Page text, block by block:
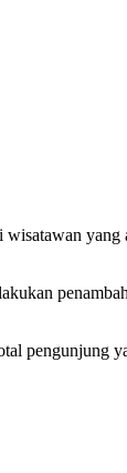
pengunjung